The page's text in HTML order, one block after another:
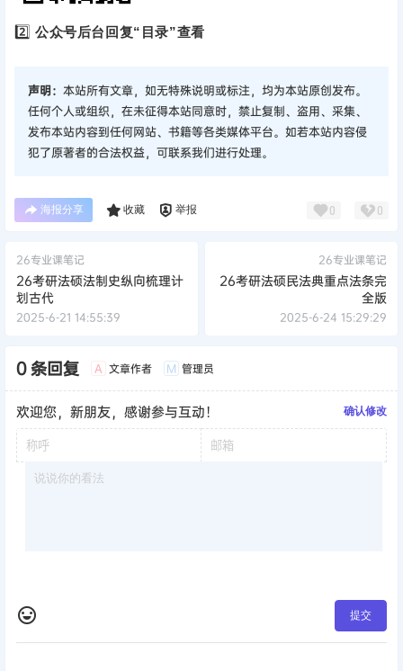
2️⃣公众号后台回复“目录”查看
声明： 本站所有文章，如无特殊说明或标注，均为本站原创发布。
任何个人或组织，在未征得本站同意时，禁止复制、盗用、采集、
发布本站内容到任何网站、书籍等各类媒体平台。如若本站内容侵
犯了原著者的合法权益，可联系我们进行处理。
海报分享 收藏 举报 0 0
26专业课笔记
26考研法硕法制史纵向梳理计
划古代
2025-6-21 14:55:39
26专业课笔记
26考研法硕民法典重点法条完
全版
2025-6-24 15:29:29
0 条回复 A 文章作者 M 管理员
欢迎您，新朋友，感谢参与互动！ 确认修改
提交